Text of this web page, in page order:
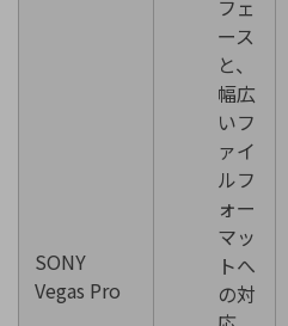
SONY
Vegas Pro
フェ
ース
と、
幅広
いフ
ァイ
ルフ
ォー
マッ
トへ
の対